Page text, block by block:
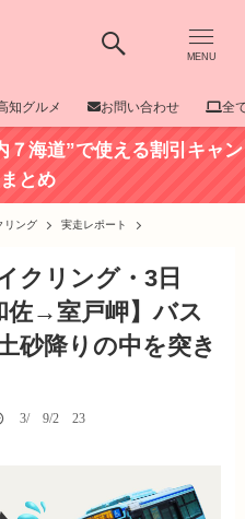
MENU
知グルメ お問い合わせ 全
７海道”で使える割引キャン
とめ
リング 実走レポート
クリング・3日
佐→室戸岬】バス
砂降りの中を突き
03/09/2023